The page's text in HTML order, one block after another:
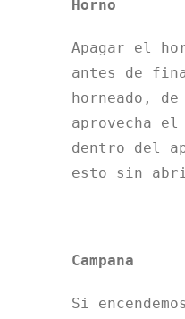
Horno
Apagar el
antes de
horneado,
aprovecha
dentro del
esto sin
Campana
Si